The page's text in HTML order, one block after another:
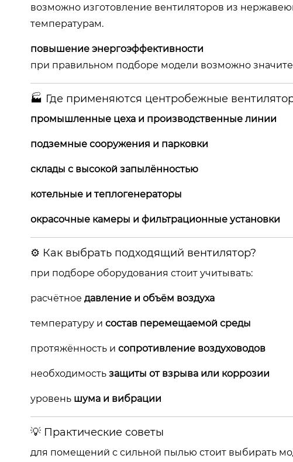
возможно изготовление вентиляторов из
температурам.
повышение энергоэффективности
при правильном подборе модели возможно
🏭 Где применяются центробежные
промышленные цеха и производственные линии
подземные сооружения и парковки
склады с высокой запылённостью
котельные и теплогенераторы
окрасочные камеры и фильтрационные установки
⚙️ Как выбрать подходящий вентилятор?
при подборе оборудования стоит учитывать:
расчётное давление и объём воздуха
температуру и состав перемещаемой среды
протяжённость и сопротивление воздуховодов
необходимость защиты от взрыва или коррозии
уровень шума и вибрации
💡 Практические советы
для помещений с сильной пылью стоит выбирать